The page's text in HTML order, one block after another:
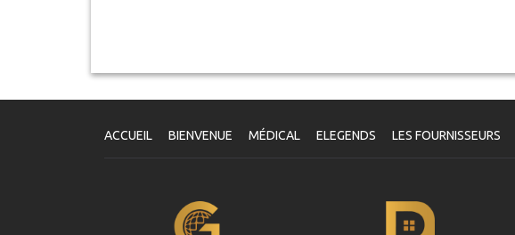
ACCUEIL BIENVENUE MÉDICAL ELEGENDS LES FOURNISSEURS